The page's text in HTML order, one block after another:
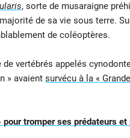
, sorte de musaraigne
de sa vie sous terre.
de coléoptères.
vertébrés appelés
» avaient survécu à la «
tromper ses prédateurs et